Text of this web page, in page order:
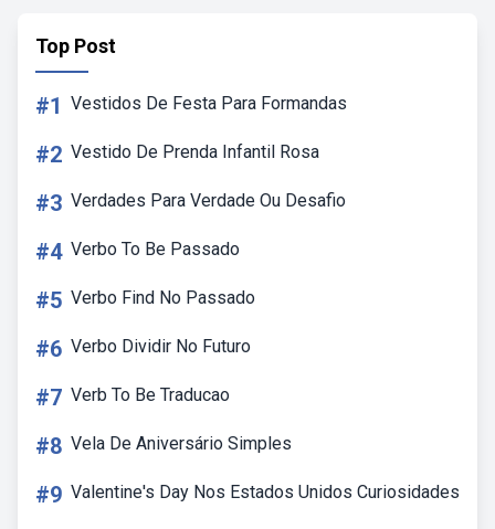
Top Post
#1 Vestidos De Festa Para Formandas
#2 Vestido De Prenda Infantil Rosa
#3 Verdades Para Verdade Ou Desafio
#4 Verbo To Be Passado
#5 Verbo Find No Passado
#6 Verbo Dividir No Futuro
#7 Verb To Be Traducao
#8 Vela De Aniversário Simples
#9 Valentine's Day Nos Estados Unidos Curiosidades